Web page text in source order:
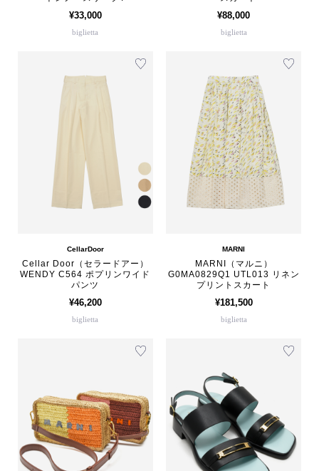
¥33,000
biglietta
¥88,000
biglietta
CellarDoor
Cellar Door（セラードアー）
WENDY C564 ポプリンワイド
パンツ
¥46,200
biglietta
MARNI
MARNI（マルニ）
G0MA0829Q1 UTL013 リネン
プリントスカート
¥181,500
biglietta